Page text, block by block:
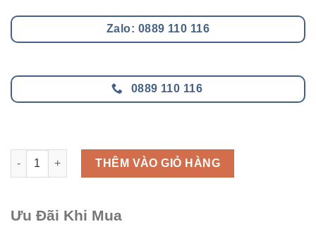
Zalo: 0889 110 116
0889 110 116
Giỏ hoa - G180 số lượng
THÊM VÀO GIỎ HÀNG
Ưu Đãi Khi Mua